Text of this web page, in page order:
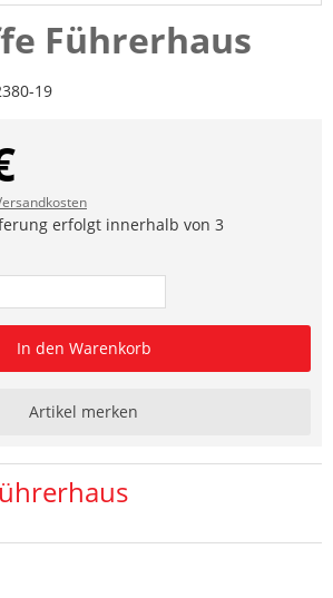
Führerhaus
19
erfolgt innerhalb von 3
In den Warenkorb
Artikel merken